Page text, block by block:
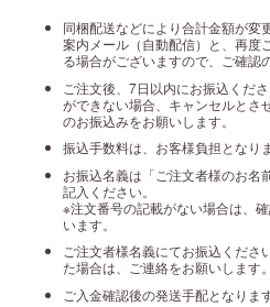
同梱配送などにより合計金額が変
案内メール（自動配信）と、再度
る場合がございますので、ご確認
ご注文後、7日以内にお振込くだ
ができない場合、キャンセルとさ
のお振込みをお願いします。
振込手数料は、お客様負担となりま
お振込名義は「ご注文者様のお名
記入ください。
※注文番号の記載がない場合は、
います。
ご注文者様名義にてお振込くださ
た場合は、ご連絡をお願いします。
ご入金確認後の発送手配となります